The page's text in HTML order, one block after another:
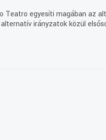
Teatro egyesíti magában az
irányzatok közül